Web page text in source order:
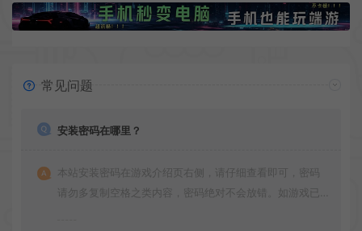
常见问题
安装密码在哪里？
本站安装密码在游戏介绍页右侧，请仔细查看即可，密码
请勿多复制空格之类内容，密码绝对不会放错。如游戏已